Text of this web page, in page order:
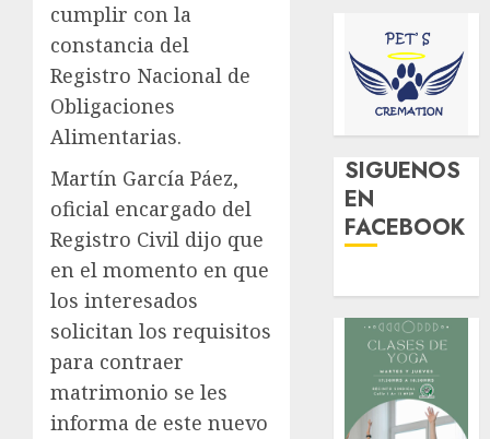
cumplir con la
constancia del
Registro Nacional de
Obligaciones
Alimentarias.
Martín García Páez,
oficial encargado del
Registro Civil dijo que
en el momento en que
los interesados
solicitan los requisitos
para contraer
matrimonio se les
informa de este nuevo
SIGUENOS
EN
FACEBOOK